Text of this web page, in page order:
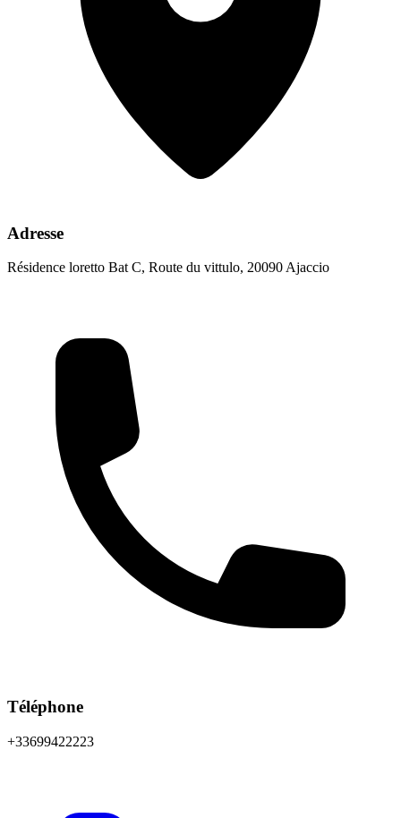
Adresse
Résidence loretto Bat C, Route du vittulo, 20090 Ajaccio
Téléphone
+33699422223